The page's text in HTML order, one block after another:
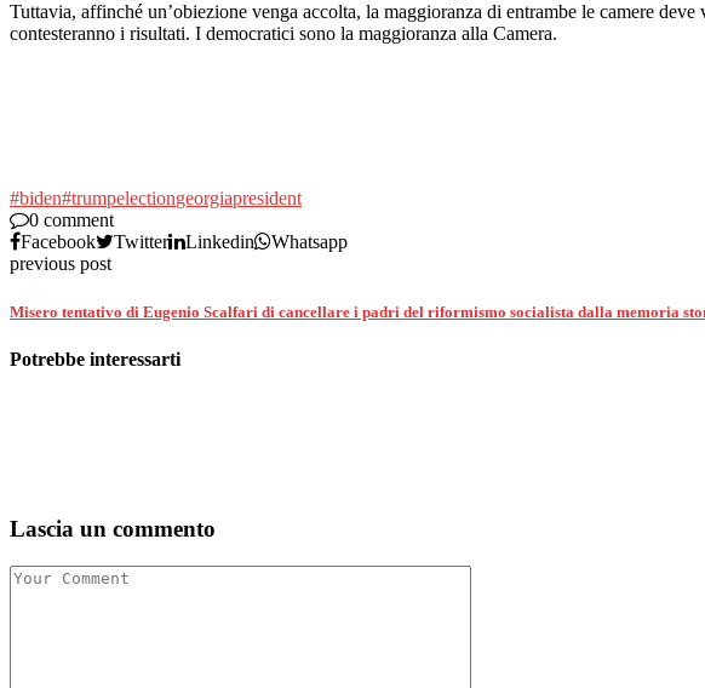
Tuttavia, affinché un’obiezione venga accolta, la maggioranza di entrambe le camere
contesteranno i risultati. I democratici sono la maggioranza alla Camera.
#biden#trumpelectiongeorgiapresident
0 comment
Facebook
Twitter Linkedin
Whatsapp
previous post
Misero tentativo di Eugenio Scalfari di cancellare i padri del riformismo socialista dalla memoria
Potrebbe interessarti
Lascia un commento